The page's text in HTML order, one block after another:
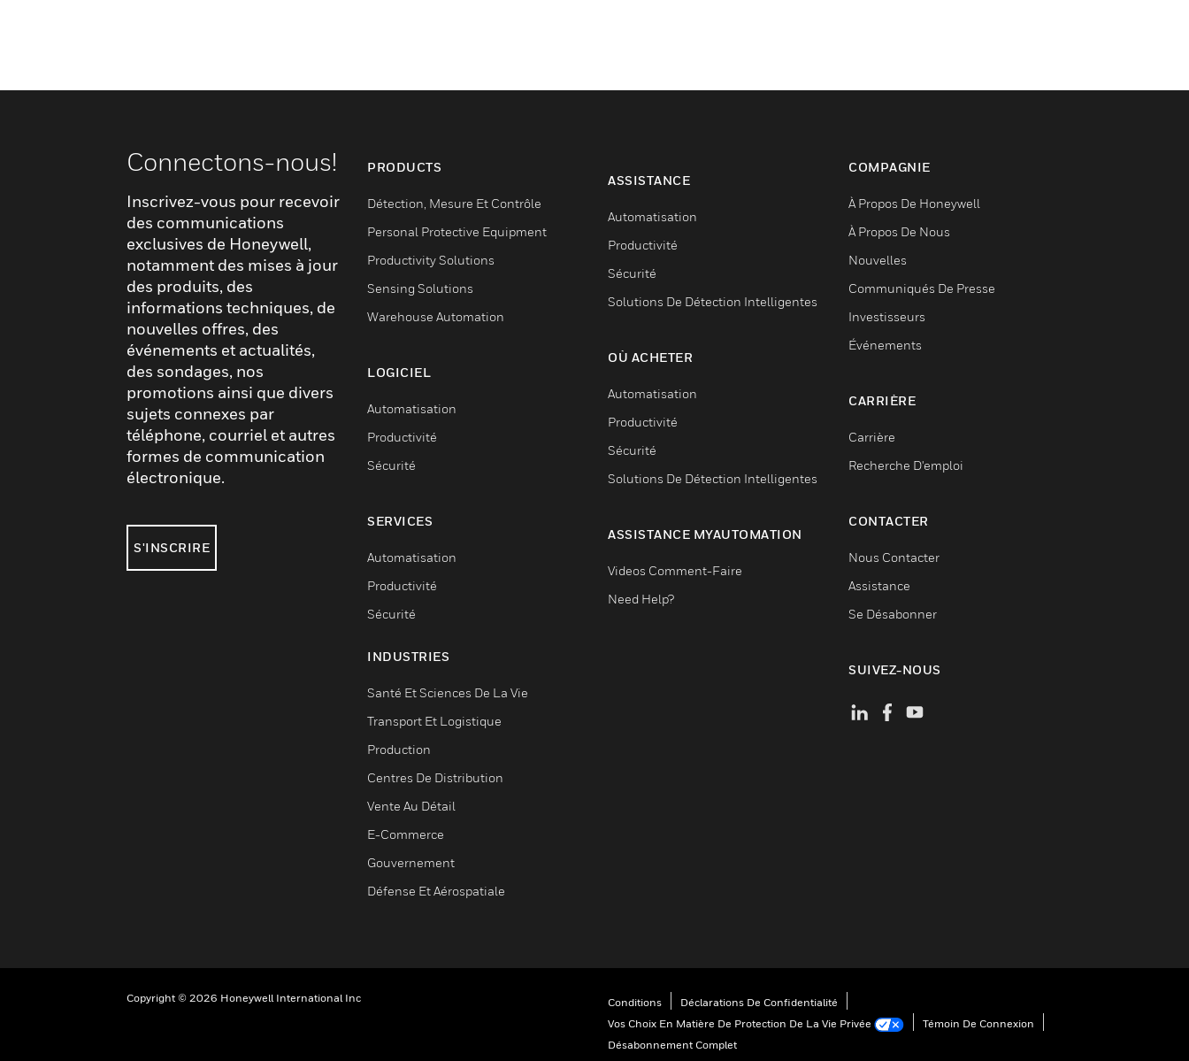
Connectons-nous!
Inscrivez-vous pour recevoir
des communications
exclusives de Honeywell,
notamment des mises à jour
des produits, des
informations techniques, de
nouvelles offres, des
événements et actualités,
des sondages, nos
promotions ainsi que divers
sujets connexes par
téléphone, courriel et autres
formes de communication
électronique.
S'INSCRIRE
PRODUCTS
Détection, Mesure Et Contrôle
Personal Protective Equipment
Productivity Solutions
Sensing Solutions
Warehouse Automation
LOGICIEL
Automatisation
Productivité
Sécurité
SERVICES
Automatisation
Productivité
Sécurité
INDUSTRIES
Santé Et Sciences De La Vie
Transport Et Logistique
Production
Centres De Distribution
Vente Au Détail
E-Commerce
Gouvernement
Défense Et Aérospatiale
ASSISTANCE
Automatisation
Productivité
Sécurité
Solutions De Détection Intelligentes
OÙ ACHETER
Automatisation
Productivité
Sécurité
Solutions De Détection Intelligentes
ASSISTANCE MYAUTOMATION
Videos Comment-Faire
Need Help?
COMPAGNIE
À Propos De Honeywell
À Propos De Nous
Nouvelles
Communiqués De Presse
Investisseurs
Événements
CARRIÈRE
Carrière
Recherche D'emploi
CONTACTER
Nous Contacter
Assistance
Se Désabonner
SUIVEZ-NOUS
Copyright © 2026 Honeywell International Inc Conditions
Déclarations De Confidentialité
Vos Choix En Matière De Protection De La Vie Privée
Témoin De Connexion
Désabonnement Complet